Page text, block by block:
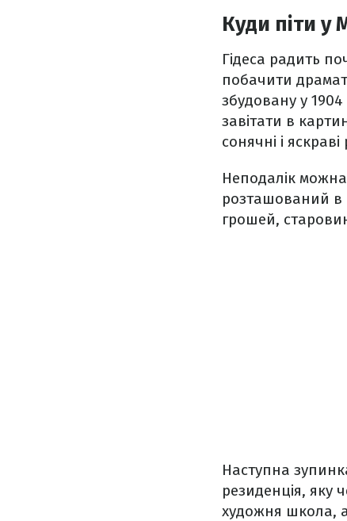
Куди піти у
Гідеса радить
побачити
збудовану у 1904
завітати в
сонячні і
Неподалік
розташований в
грошей,
Наступна
резиденція, яку
художня школа,